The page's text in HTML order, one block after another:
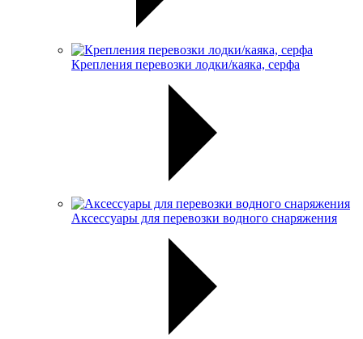
Крепления перевозки лодки/каяка, серфа
Аксессуары для перевозки водного снаряжения